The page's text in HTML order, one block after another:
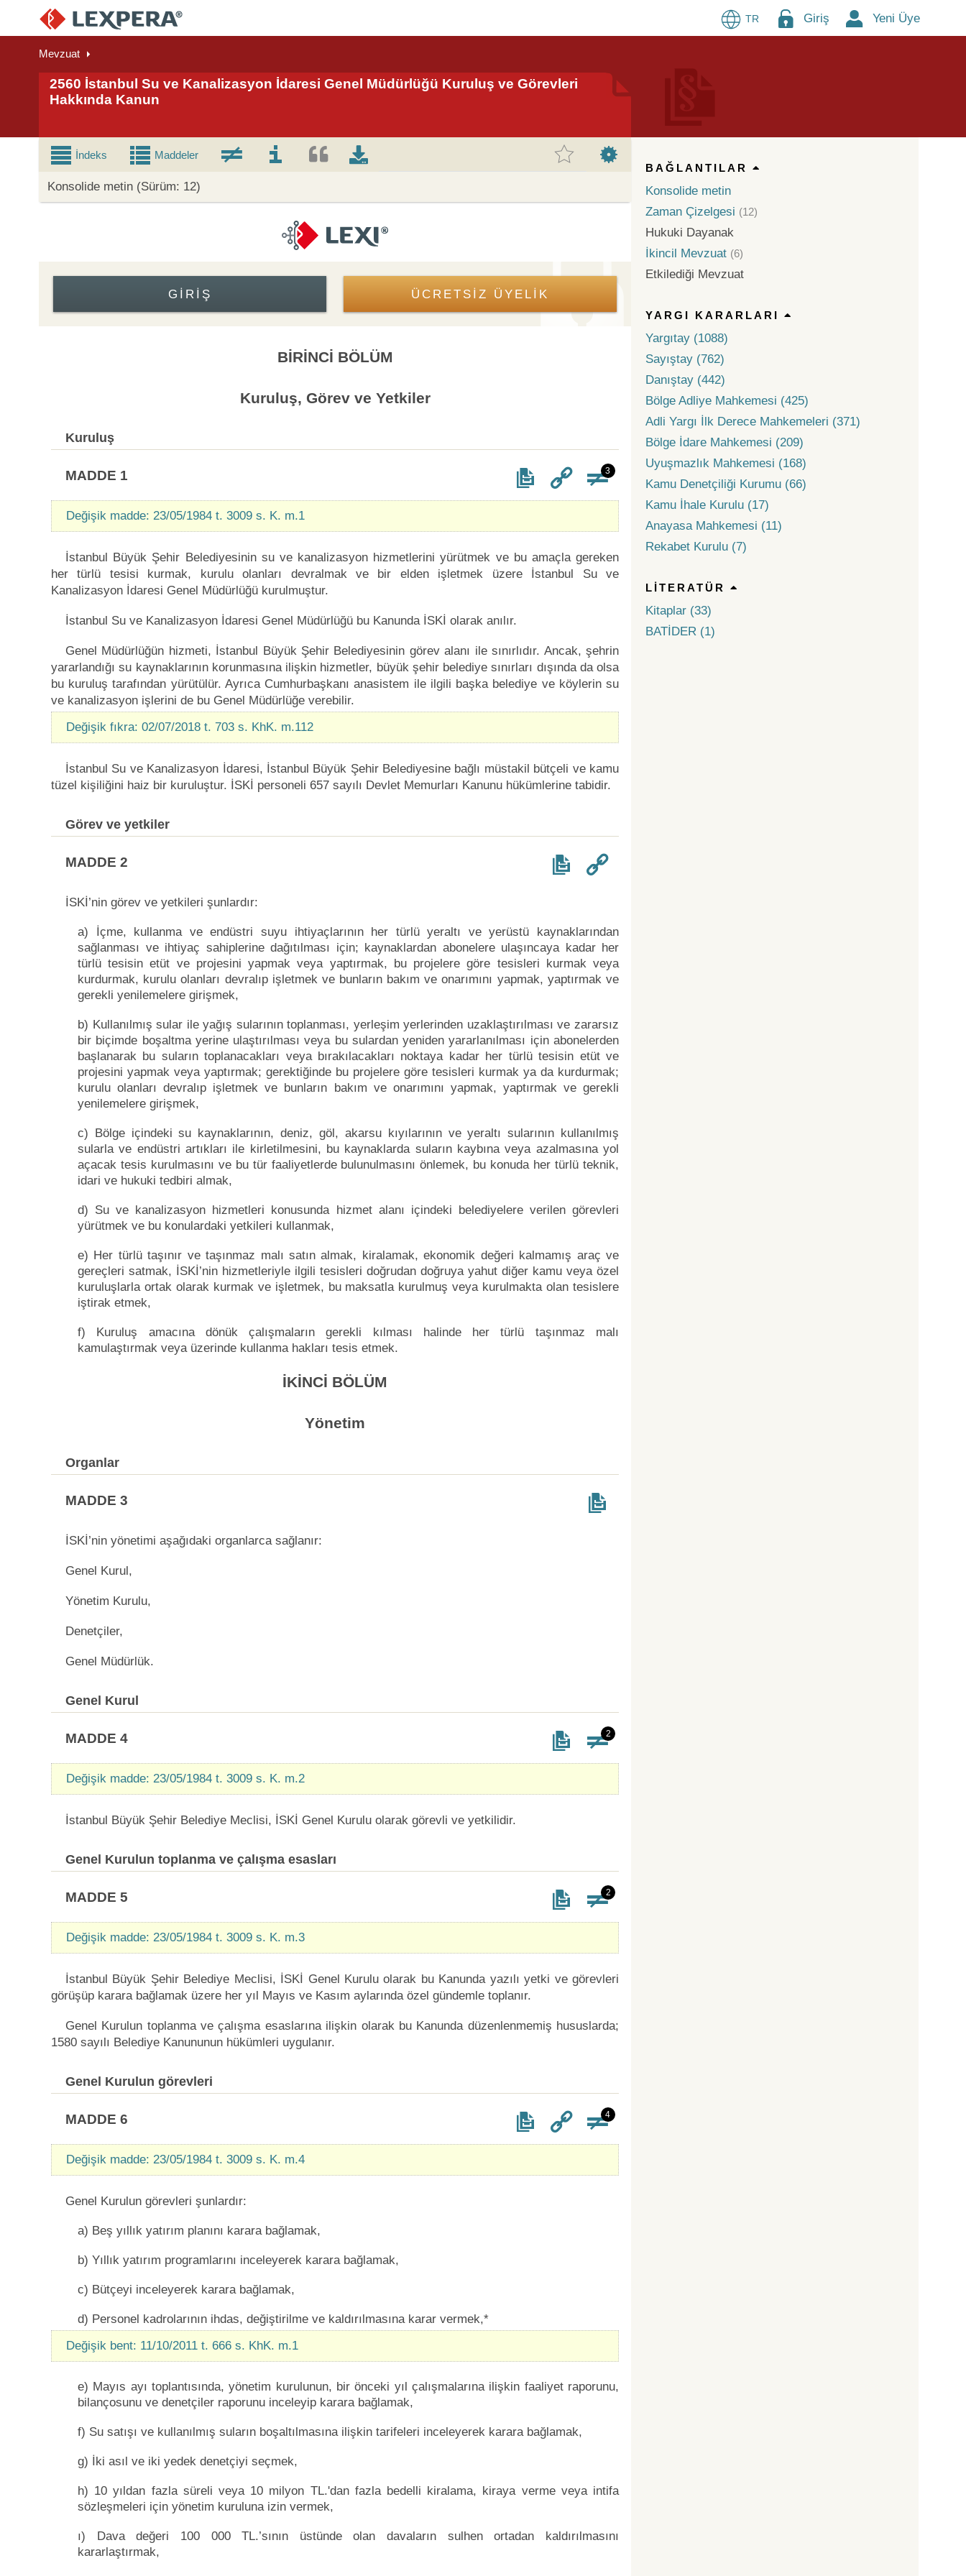
TR Giriş Yeni Üye
Mevzuat
2560 İstanbul Su ve Kanalizasyon İdaresi Genel Müdürlüğü Kuruluş ve Görevleri
Hakkında Kanun
İndeks Maddeler
Konsolide metin (Sürüm: 12)
GIRIŞ ÜCRETSİZ ÜYELİK
BİRİNCİ BÖLÜM
Kuruluş, Görev ve Yetkiler
Kuruluş
MADDE 1 3
Değişik madde: 23/05/1984 t. 3009 s. K. m.1
İstanbul Büyük Şehir Belediyesinin su ve kanalizasyon hizmetlerini yürütmek ve bu amaçla gereken
her türlü tesisi kurmak, kurulu olanları devralmak ve bir elden işletmek üzere İstanbul Su ve
Kanalizasyon İdaresi Genel Müdürlüğü kurulmuştur.
İstanbul Su ve Kanalizasyon İdaresi Genel Müdürlüğü bu Kanunda İSKİ olarak anılır.
Genel Müdürlüğün hizmeti, İstanbul Büyük Şehir Belediyesinin görev alanı ile sınırlıdır. Ancak, şehrin
yararlandığı su kaynaklarının korunmasına ilişkin hizmetler, büyük şehir belediye sınırları dışında da olsa
bu kuruluş tarafından yürütülür. Ayrıca Cumhurbaşkanı anasistem ile ilgili başka belediye ve köylerin su
ve kanalizasyon işlerini de bu Genel Müdürlüğe verebilir.
Değişik fıkra: 02/07/2018 t. 703 s. KhK. m.112
İstanbul Su ve Kanalizasyon İdaresi, İstanbul Büyük Şehir Belediyesine bağlı müstakil bütçeli ve kamu
tüzel kişiliğini haiz bir kuruluştur. İSKİ personeli 657 sayılı Devlet Memurları Kanunu hükümlerine tabidir.
Görev ve yetkiler
MADDE 2
İSKİ’nin görev ve yetkileri şunlardır:
a) İçme, kullanma ve endüstri suyu ihtiyaçlarının her türlü yeraltı ve yerüstü kaynaklarından
sağlanması ve ihtiyaç sahiplerine dağıtılması için; kaynaklardan abonelere ulaşıncaya kadar her
türlü tesisin etüt ve projesini yapmak veya yaptırmak, bu projelere göre tesisleri kurmak veya
kurdurmak, kurulu olanları devralıp işletmek ve bunların bakım ve onarımını yapmak, yaptırmak ve
gerekli yenilemelere girişmek,
b) Kullanılmış sular ile yağış sularının toplanması, yerleşim yerlerinden uzaklaştırılması ve zararsız
bir biçimde boşaltma yerine ulaştırılması veya bu sulardan yeniden yararlanılması için abonelerden
başlanarak bu suların toplanacakları veya bırakılacakları noktaya kadar her türlü tesisin etüt ve
projesini yapmak veya yaptırmak; gerektiğinde bu projelere göre tesisleri kurmak ya da kurdurmak;
kurulu olanları devralıp işletmek ve bunların bakım ve onarımını yapmak, yaptırmak ve gerekli
yenilemelere girişmek,
c) Bölge içindeki su kaynaklarının, deniz, göl, akarsu kıyılarının ve yeraltı sularının kullanılmış
sularla ve endüstri artıkları ile kirletilmesini, bu kaynaklarda suların kaybına veya azalmasına yol
açacak tesis kurulmasını ve bu tür faaliyetlerde bulunulmasını önlemek, bu konuda her türlü teknik,
idari ve hukuki tedbiri almak,
d) Su ve kanalizasyon hizmetleri konusunda hizmet alanı içindeki belediyelere verilen görevleri
yürütmek ve bu konulardaki yetkileri kullanmak,
e) Her türlü taşınır ve taşınmaz malı satın almak, kiralamak, ekonomik değeri kalmamış araç ve
gereçleri satmak, İSKİ’nin hizmetleriyle ilgili tesisleri doğrudan doğruya yahut diğer kamu veya özel
kuruluşlarla ortak olarak kurmak ve işletmek, bu maksatla kurulmuş veya kurulmakta olan tesislere
iştirak etmek,
f) Kuruluş amacına dönük çalışmaların gerekli kılması halinde her türlü taşınmaz malı
kamulaştırmak veya üzerinde kullanma hakları tesis etmek.
İKİNCİ BÖLÜM
Yönetim
Organlar
MADDE 3
İSKİ’nin yönetimi aşağıdaki organlarca sağlanır:
Genel Kurul,
Yönetim Kurulu,
Denetçiler,
Genel Müdürlük.
Genel Kurul
MADDE 4 2
Değişik madde: 23/05/1984 t. 3009 s. K. m.2
İstanbul Büyük Şehir Belediye Meclisi, İSKİ Genel Kurulu olarak görevli ve yetkilidir.
Genel Kurulun toplanma ve çalışma esasları
MADDE 5 2
Değişik madde: 23/05/1984 t. 3009 s. K. m.3
İstanbul Büyük Şehir Belediye Meclisi, İSKİ Genel Kurulu olarak bu Kanunda yazılı yetki ve görevleri
görüşüp karara bağlamak üzere her yıl Mayıs ve Kasım aylarında özel gündemle toplanır.
Genel Kurulun toplanma ve çalışma esaslarına ilişkin olarak bu Kanunda düzenlenmemiş hususlarda;
1580 sayılı Belediye Kanununun hükümleri uygulanır.
Genel Kurulun görevleri
MADDE 6 4
Değişik madde: 23/05/1984 t. 3009 s. K. m.4
Genel Kurulun görevleri şunlardır:
a) Beş yıllık yatırım planını karara bağlamak,
b) Yıllık yatırım programlarını inceleyerek karara bağlamak,
c) Bütçeyi inceleyerek karara bağlamak,
d) Personel kadrolarının ihdas, değiştirilme ve kaldırılmasına karar vermek,*
Değişik bent: 11/10/2011 t. 666 s. KhK. m.1
e) Mayıs ayı toplantısında, yönetim kurulunun, bir önceki yıl çalışmalarına ilişkin faaliyet raporunu,
bilançosunu ve denetçiler raporunu inceleyip karara bağlamak,
f) Su satışı ve kullanılmış suların boşaltılmasına ilişkin tarifeleri inceleyerek karara bağlamak,
g) İki asıl ve iki yedek denetçiyi seçmek,
h) 10 yıldan fazla süreli veya 10 milyon TL.'dan fazla bedelli kiralama, kiraya verme veya intifa
sözleşmeleri için yönetim kuruluna izin vermek,
ı) Dava değeri 100 000 TL.’sının üstünde olan davaların sulhen ortadan kaldırılmasını
kararlaştırmak,
BAĞLANTILAR
Konsolide metin
Zaman Çizelgesi (12)
Hukuki Dayanak
İkincil Mevzuat (6)
Etkilediği Mevzuat
YARGI KARARLARI
Yargıtay (1088)
Sayıştay (762)
Danıştay (442)
Bölge Adliye Mahkemesi (425)
Adli Yargı İlk Derece Mahkemeleri (371)
Bölge İdare Mahkemesi (209)
Uyuşmazlık Mahkemesi (168)
Kamu Denetçiliği Kurumu (66)
Kamu İhale Kurulu (17)
Anayasa Mahkemesi (11)
Rekabet Kurulu (7)
LITERATÜR
Kitaplar (33)
BATİDER (1)